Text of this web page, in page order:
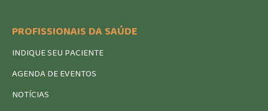
PROFISSIONAIS DA SAÚDE
INDIQUE SEU PACIENTE
AGENDA DE EVENTOS
NOTÍCIAS